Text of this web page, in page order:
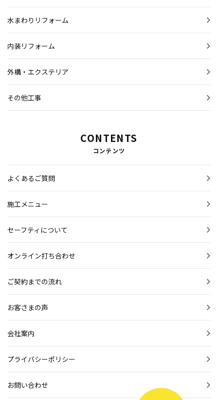
水まわりリフォーム
内装リフォーム
外構・エクステリア
その他工事
CONTENTS
コンテンツ
よくあるご質問
施工メニュー
セーフティについて
オンライン打ち合わせ
ご契約までの流れ
お客さまの声
会社案内
プライバシーポリシー
お問い合わせ